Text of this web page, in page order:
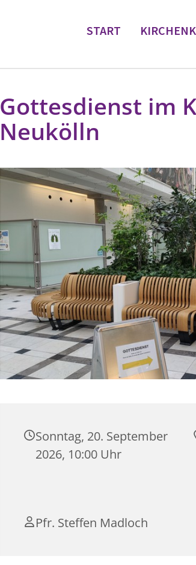
START
Gottesdienst im
Neukölln
Sonntag, 20. September
2026, 10:00 Uhr
Pfr. Steffen Madloch